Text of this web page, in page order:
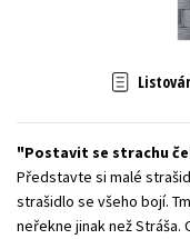
Postavit se strachu
Představte si malé
strašidlo se všeho bojí.
neřekne jinak než Stráša.